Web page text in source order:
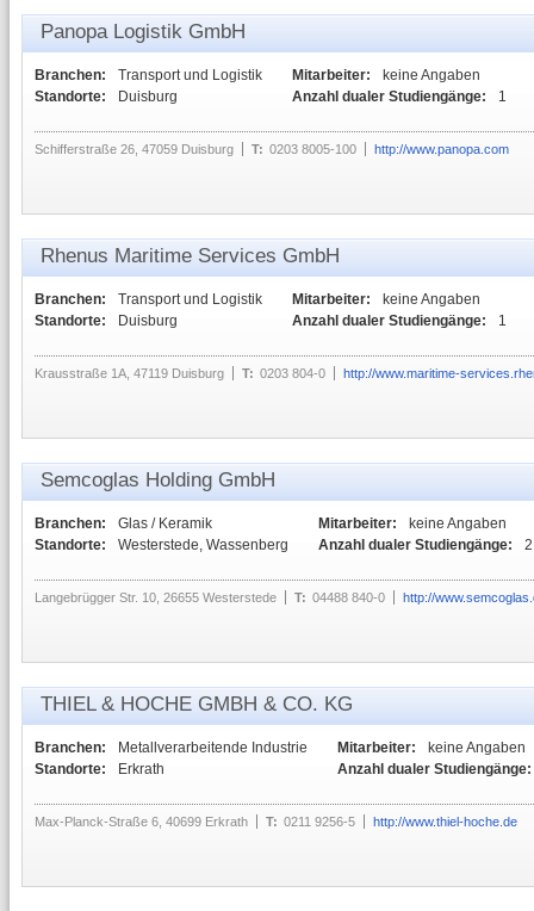
Panopa Logistik GmbH
Branchen:
Transport und Logistik
Standorte:
Duisburg
Mitarbeiter:
keine Angaben
Anzahl dualer Studiengänge:
1
Schifferstraße 26, 47059 Duisburg T: 0203 8005-100 http://www.panopa.com
Rhenus Maritime Services GmbH
Branchen:
Transport und Logistik
Standorte:
Duisburg
Mitarbeiter:
keine Angaben
Anzahl dualer Studiengänge:
1
Krausstraße 1A, 47119 Duisburg T: 0203 804-0 http://www.maritime-
Semcoglas Holding GmbH
Branchen:
Glas / Keramik
Standorte:
Westerstede, Wassenberg
Mitarbeiter:
keine Angaben
Anzahl dualer Studiengänge:
2
Langebrügger Str. 10, 26655 Westerstede T: 04488 840-0 http://
THIEL & HOCHE GMBH & CO. KG
Branchen:
Metallverarbeitende Industrie
Standorte:
Erkrath
Mitarbeiter:
keine Angaben
Anzahl dualer Studiengänge:
Max-Planck-Straße 6, 40699 Erkrath T: 0211 9256-5 http://www.thiel-hoche.de